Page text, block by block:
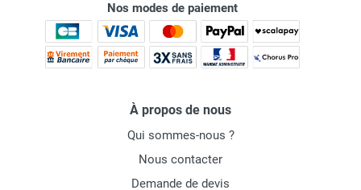
Nos modes de paiement
À propos de nous
Qui sommes-nous ?
Nous contacter
Demande de devis